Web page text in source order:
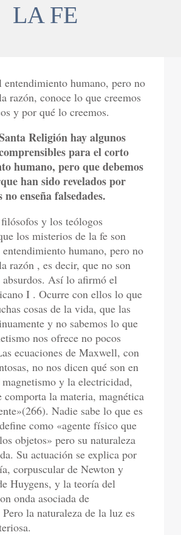
LA FE
entendimiento humano, pero no
razón, conoce lo que creemos
y por qué lo creemos.
Religión hay algunos
para el corto
humano, pero que debemos
han sido revelados por
enseña falsedades.
y los teólogos
los misterios de la fe son
entendimiento humano, pero no
razón , es decir, que no son
Así lo afirmó el
I . Ocurre con ellos lo que
cosas de la vida, que las
y no sabemos lo que
nos ofrece no pocos
ecuaciones de Maxwell, con
no nos dicen qué son en
y la electricidad,
comporta la materia, magnética
Nadie sabe lo que es
como «agente físico que
objetos» pero su naturaleza
Su actuación se explica por
corpuscular de Newton y
Huygens, y la teoría del
onda asociada de
la naturaleza de la luz es